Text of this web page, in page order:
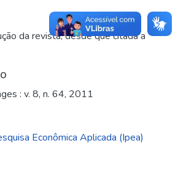
da revista, desde que citada a
: v. 8, n. 64, 2011
Econômica Aplicada (Ipea)